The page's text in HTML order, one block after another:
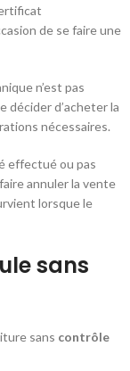
de se faire une
n’est pas
décider d’acheter la
nécessaires.
effectué ou pas
annuler la vente
lorsque le
sans
sans contrôle